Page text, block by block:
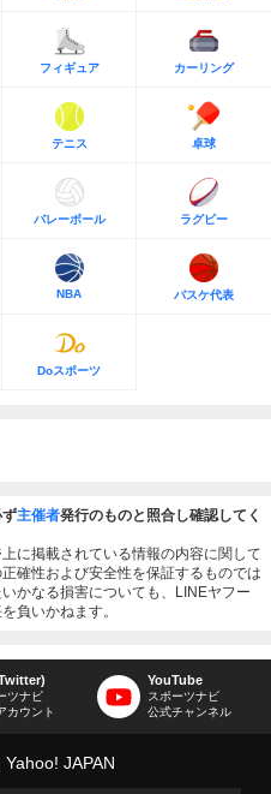
フィギュア カーリング
テニス 卓球
バレーボール ラグビー
NBA バスケ代表
Doスポーツ
主催者発行のものと照合し確認してく
に掲載されている情報の内容に関して
確性および安全性を保証するものでは
かなる損害についても、LINEヤフー
負いかねます。
ツナビ
カウント
YouTube
スポーツナビ
公式チャンネル
Yahoo! JAPAN